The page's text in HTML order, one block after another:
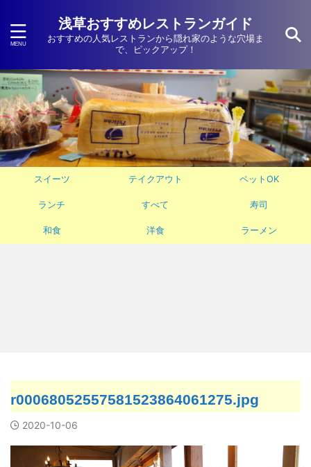
浅草おすすめレストランガイド
おすすめの人気レストランから隠れ家のような穴場ま
で、ピックアップ！
スイーツ テイクアウト ペットOK
ランチ すべて 寿司
和食 洋食 ラーメン
r00068052557581523864061275.jpg
2020-10-06